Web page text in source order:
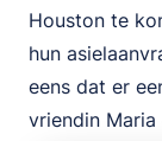
Houston te
hun
eens dat er
vriendin